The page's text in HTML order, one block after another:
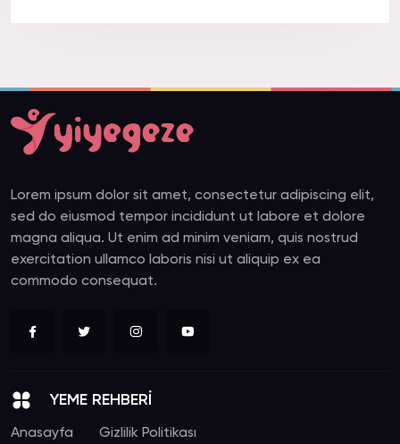
Lorem ipsum dolor sit amet, consectetur adipiscing elit,
sed do eiusmod tempor incididunt ut labore et dolore
magna aliqua. Ut enim ad minim veniam, quis nostrud
exercitation ullamco laboris nisi ut aliquip ex ea
commodo consequat.
YEME REHBERİ
Anasayfa Gizlilik Politikası